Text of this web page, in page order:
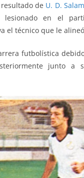
de U. D.
lesionado en el
el técnico que le
futbolística
junto a